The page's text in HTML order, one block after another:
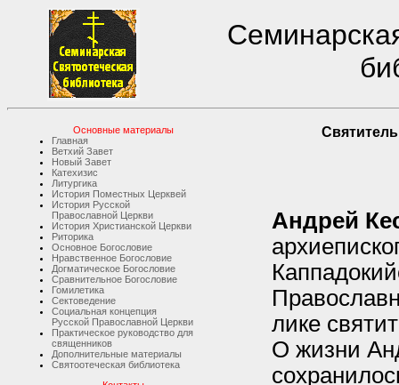
Основные материалы
Главная
Ветхий Завет
Новый Завет
Катехизис
Литургика
История Поместных Церквей
История Русской
Православной Церкви
История Христианской Церкви
Риторика
Основное Богословие
Нравственное Богословие
Догматическое Богословие
Сравнительное Богословие
Гомилетика
Сектоведение
Социальная концепция
Русской Православной Церкви
Практическое руководство для
священников
Дополнительные материалы
Святоотеческая библиотека
Андрей
лике
О жизни